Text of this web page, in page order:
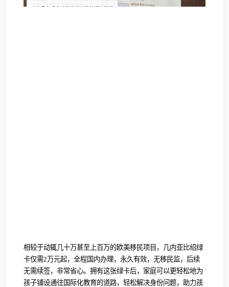
相较于动辄几十万甚至上百万的欧美移民项目，几内亚比绍绿
卡仅需2万元起，全程国内办理，永久有效，无移民监，后续
无需续签，非常省心。拥有这张绿卡后，家庭可以更轻松地为
孩子铺设通往国际化教育的道路，轻松解决身份问题，助力孩